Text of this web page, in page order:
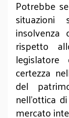
Potrebbe
insolvenza
rispetto
certezza
del
nell’ottica
mercato